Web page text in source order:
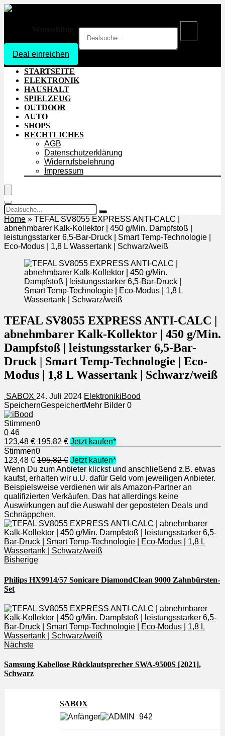
Deal einreichen
STARTSEITE
ELEKTRONIK
HAUSHALT
SPIELZEUG
OUTDOOR
AUTO
SHOPS
RECHTLICHES
AGB
Datenschutzerklärung
Widerrufsbelehrung
Impressum
Home » TEFAL SV8055 EXPRESS ANTI-CALC |
abnehmbarer Kalk-Kollektor | 450 g/Min. Dampfstoß |
leistungsstarker 6,5-Bar-Druck | Smart Temp-Technologie |
Eco-Modus | 1,8 L Wassertank | Schwarz/weiß
TEFAL SV8055 EXPRESS ANTI-CALC |
abnehmbarer Kalk-Kollektor | 450 g/Min.
Dampfstoß | leistungsstarker 6,5-Bar-
Druck | Smart Temp-Technologie | Eco-
Modus | 1,8 L Wassertank | Schwarz/weiß
SABOX 24. Juli 2024 ElektronikiBood
SpeichernGespeichertMehr Bilder 0
Stimmen0
0 46
123,48 € 195,82 € Jetzt kaufen*
Stimmen0
123,48 € 195,82 € Jetzt kaufen*
Wenn Du zum Anbieter klickst und anschließend z.B. etwas
kaufst, erhalten wir u.U. dafür Geld vom jeweiligen Anbieter.
Beispielsweise verdienen wir als Amazon-Partner an
qualifizierten Verkäufen. Das hat allerdings keine
Auswirkungen auf die Auswahl der geposteten Deals und
Schnäppchen.
Bisherige
Philips HX9914/57 Sonicare DiamondClean 9000 Zahnbürsten-
Set
Nächste
Samsung Kabellose Rücklautsprecher SWA-9500S [2021],
Schwarz
SABOX
942